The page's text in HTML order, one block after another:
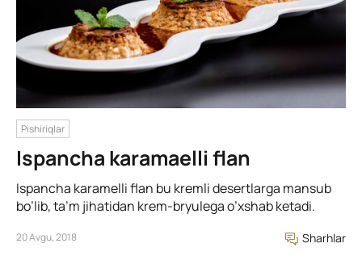
Pishiriqlar
Ispancha karamaelli flan
Ispancha karamelli flan bu kremli desertlarga mansub
bo’lib, ta’m jihatidan krem-bryulega o’xshab ketadi.
20 Avgu, 2018 Sharhlar